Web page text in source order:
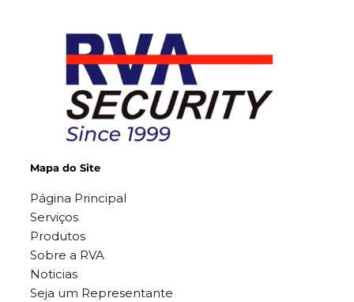
Mapa do Site
Página Principal
Serviços
Produtos
Sobre a RVA
Noticias
Seja um Representante